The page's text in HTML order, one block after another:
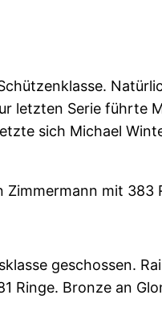
letzten Serie führte
sich Michael
mit 383
geschossen.
Ringe. Bronze an